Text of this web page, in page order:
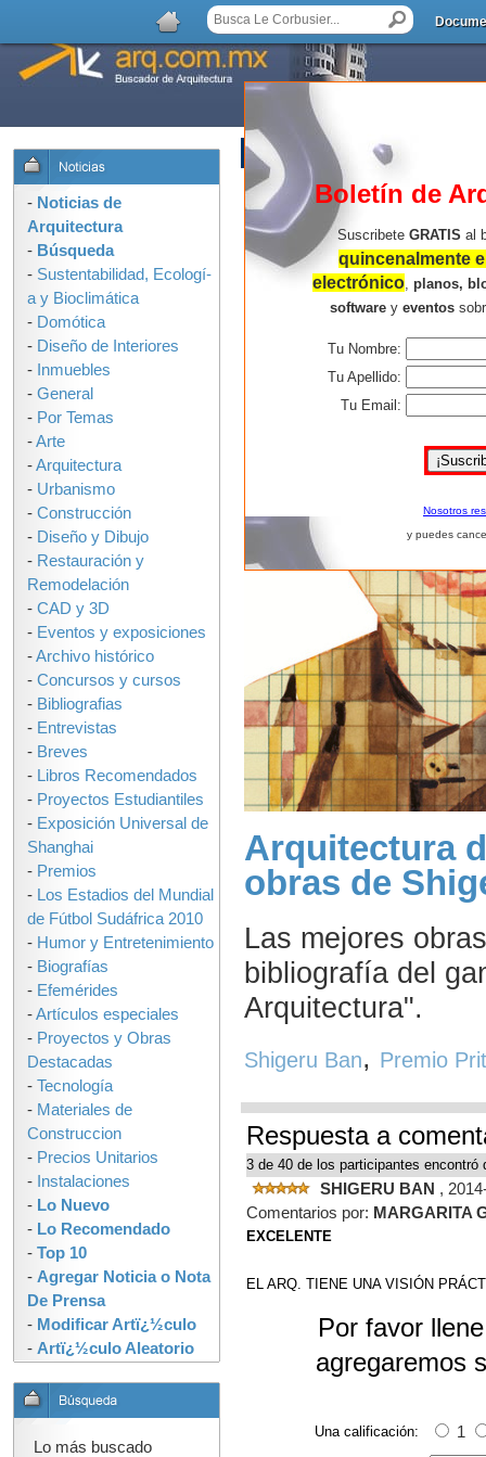
AGREGAR COMENTARIO
Arquitectura
obras de
Las mejores
bibliografía del
Arquitectura".
Shigeru Ban, Premio
Respuesta a
3 de 40 de los participantes
SHIGERU BAN ,
Comentarios por: MARGARITA
EXCELENTE
EL ARQ. TIENE UNA VISIÓN
Por favor
agregaremos
Una calificación: 1
Boletín de
Suscribete GRATIS al
quincenalmente
electrónico, planos,
softwarey eventos
Tu Nombre:
Tu Apellido:
Tu Email:
Nosotros
y puedes
- Noticias de
Arquitectura
- Búsqueda
- Sustentabilidad, Ecologí­
a y Bioclimática
- Domótica
- Diseño de Interiores
- Inmuebles
- General
- Por Temas
-Arte
-Arquitectura
- Urbanismo
- Construcción
- Diseño y Dibujo
- Restauración y
Remodelación
- CAD y 3D
- Eventos y exposiciones
-Archivo histórico
- Concursos y cursos
- Bibliografias
- Entrevistas
- Breves
- Libros Recomendados
- Proyectos Estudiantiles
- Exposición Universal de
Shanghai
- Premios
- Los Estadios del Mundial
de Fútbol Sudáfrica 2010
- Humor y Entretenimiento
- Biografías
- Efemérides
-Artículos especiales
- Proyectos y Obras
Destacadas
- Tecnología
- Materiales de
Construccion
- Precios Unitarios
- Instalaciones
- Lo Nuevo
- Lo Recomendado
- Top 10
- Agregar Noticia o Nota
De Prensa
- Modificar Artï¿½culo
- Artï¿½culo Aleatorio
Lo más buscado